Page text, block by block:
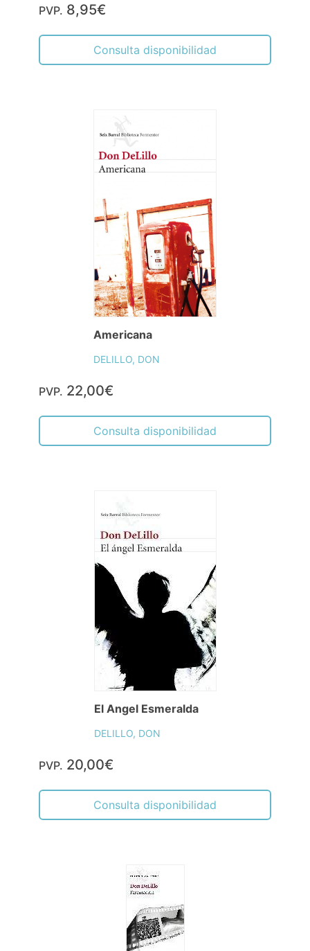
PVP. 8,95€
Consulta disponibilidad
Americana
DELILLO, DON
PVP. 22,00€
Consulta disponibilidad
El Angel Esmeralda
DELILLO, DON
PVP. 20,00€
Consulta disponibilidad